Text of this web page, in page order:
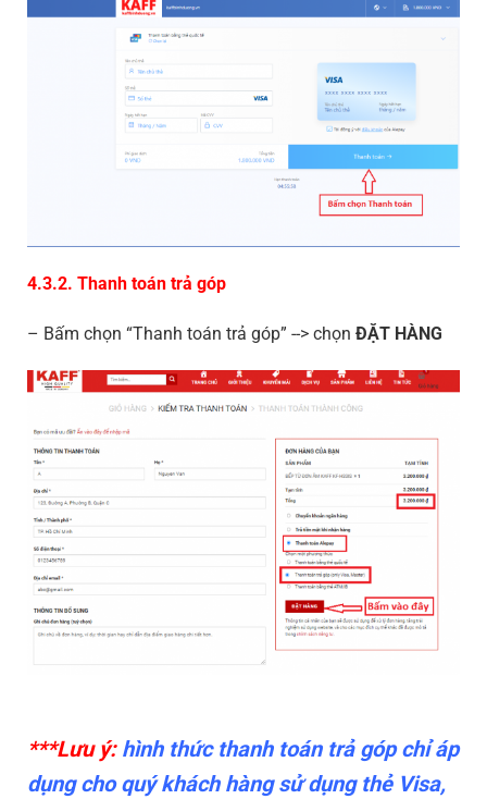
4.3.2. Thanh toán trả góp
– Bấm chọn “Thanh toán trả góp” --> chọn ĐẶT HÀNG
***Lưu ý: hình thức thanh toán trả góp chỉ áp
dụng cho quý khách hàng sử dụng thẻ Visa,